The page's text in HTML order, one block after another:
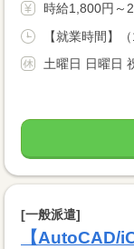
時給1,800円～
【就業時間】
土曜日 日曜日
[一般派遣]
【AutoCAD/